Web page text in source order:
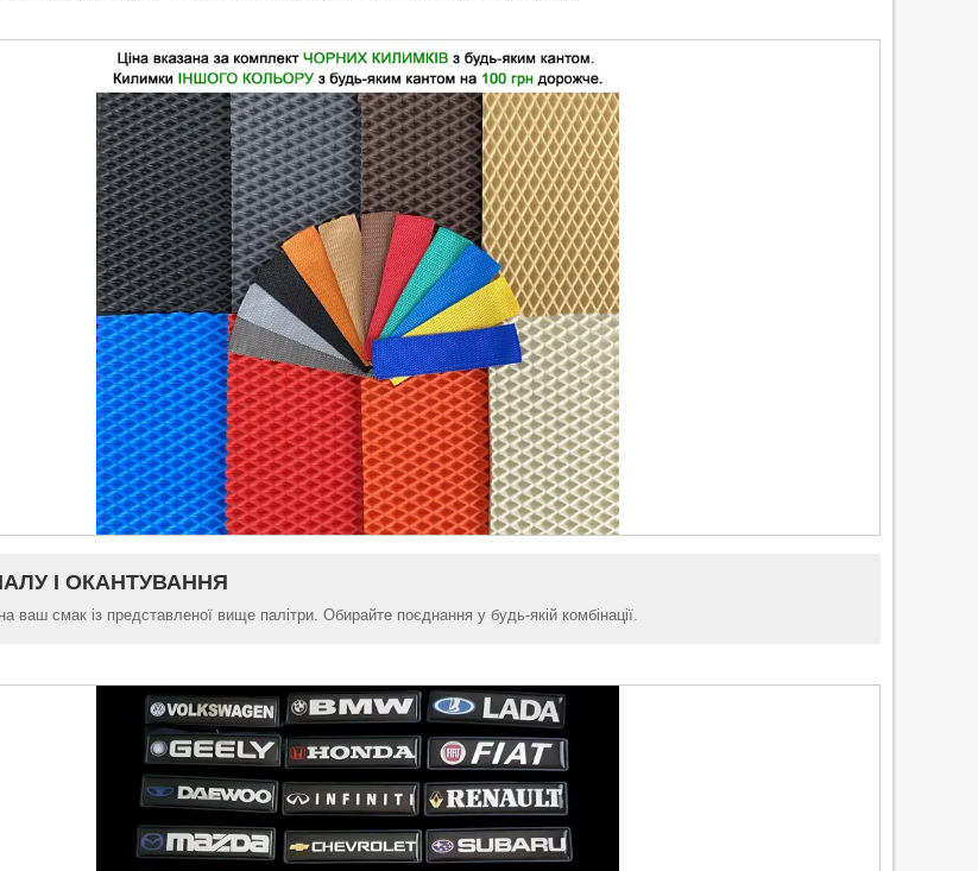
І ОКАНТУВАННЯ
ваш смак із представленої вище палітри. Обирайте поєднання у будь-якій комбінації.